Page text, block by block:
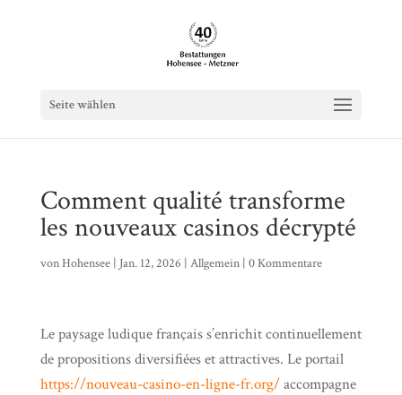
Seite wählen
Comment qualité transforme
les nouveaux casinos décrypté
vonHohensee| Jan. 12, 2026 | Allgemein| 0 Kommentare
Le paysage ludique français s’enrichit continuellement
de propositions diversifiées et attractives. Le portail
https://nouveau-casino-en-ligne-fr.org/accompagne